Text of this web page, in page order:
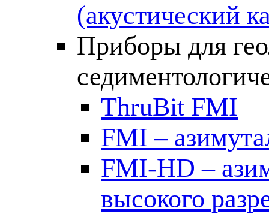
(акустический
Приборы для
ThruBit FMI
FMI –
FMI-HD –
высокого